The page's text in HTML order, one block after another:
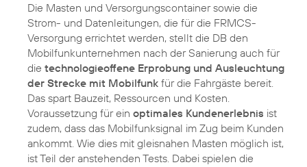
Die Masten und Versorgungscontainer sowie die
Strom- und Datenleitungen, die für die FRMCS-
Versorgung errichtet werden, stellt die DB den
Mobilfunkunternehmen nach der Sanierung auch für
die technologieoffene Erprobung und Ausleuchtung
der Strecke mit Mobilfunk für die Fahrgäste bereit.
Das spart Bauzeit, Ressourcen und Kosten.
Voraussetzung für ein optimales Kundenerlebnis ist
zudem, dass das Mobilfunksignal im Zug beim Kunden
ankommt. Wie dies mit gleisnahen Masten möglich ist,
ist Teil der anstehenden Tests. Dabei spielen die